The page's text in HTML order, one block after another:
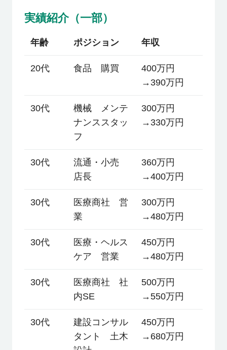
実績紹介（一部）
年齢 ポジション 年収
20代 食品 購買
400万円
→390万円
30代
機械 メンテ
ナンススタッ
フ
300万円
→330万円
30代
流通・小売
店長
360万円
→400万円
30代
医療商社 営
業
300万円
→480万円
30代
医療・ヘルス
ケア 営業
450万円
→480万円
30代
医療商社 社
内SE
500万円
→550万円
30代
建設コンサル
タント 土木
450万円
→680万円